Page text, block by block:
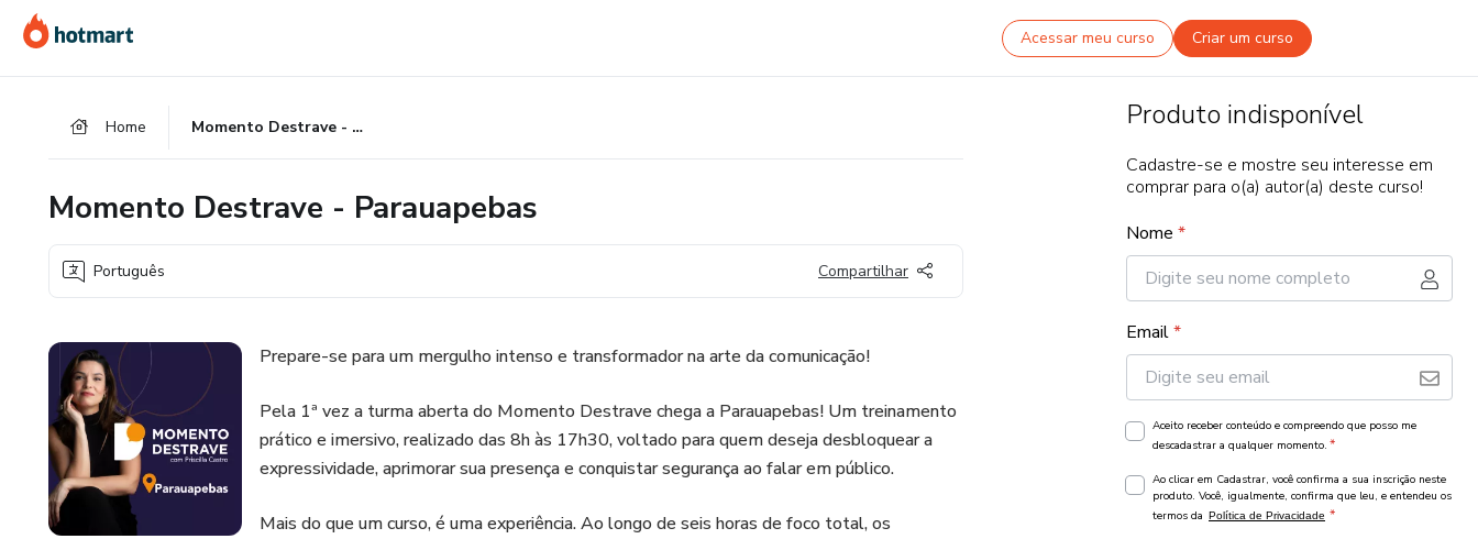
para
o
para
o
para
o
Acessar meu curso Criar um curso
Home Momento Destrave - Parauapebas
Momento Destrave - Parauapebas
Português Compartilhar
Prepare-se para um mergulho intenso e transformador na arte da comunicação!
Pela 1ª vez a turma aberta do Momento Destrave chega a Parauapebas! Um treinamento
prático e imersivo, realizado das 8h às 17h30, voltado para quem deseja desbloquear a
expressividade, aprimorar sua presença e conquistar segurança ao falar em público.
Mais do que um curso, é uma experiência. Ao longo de seis horas de foco total, os
Produto indisponível
Cadastre-se e mostre seu interesse em
comprar para o(a) autor(a) deste curso!
Nome *
Email*
Aceito receber conteúdo e compreendo que posso me
descadastrar a qualquer momento. *
Ao clicar em Cadastrar, você confirma a sua inscrição neste
produto. Você, igualmente, confirma que leu, e entendeu os
termos da Política de Privacidade *